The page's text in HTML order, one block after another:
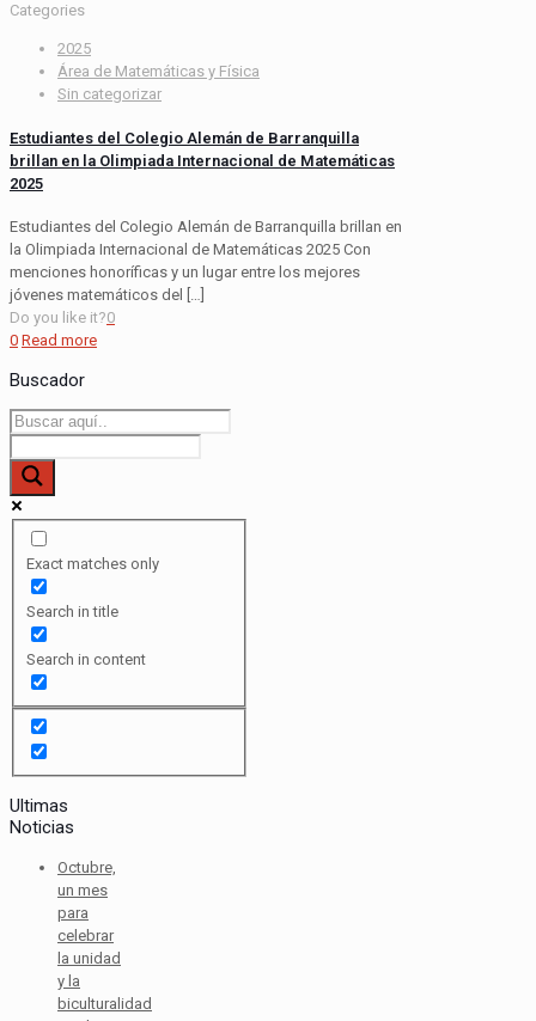
Categories
2025
Área de Matemáticas y Física
Sin categorizar
Estudiantes del Colegio Alemán de Barranquilla
brillan en la Olimpiada Internacional de Matemáticas
2025
Estudiantes del Colegio Alemán de Barranquilla brillan en
la Olimpiada Internacional de Matemáticas 2025 Con
menciones honoríficas y un lugar entre los mejores
jóvenes matemáticos del
[…]
Do you like it?0
0 Read more
Buscador
Exact matches only
Search in title
Search in content
Ultimas
Noticias
Octubre,
un mes
para
celebrar
la unidad
y la
biculturalidad